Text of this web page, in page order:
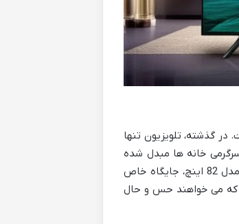
گذشته، تلویزیون تنها
سرگرمی خانه ها مبدل شده
است. در میان گزینه های متنوع موجود در بازار، تلویزیون های با ابعاد بسیار بزرگ، نظیر مدل 82 اینچ، جایگاه خاص
که می خواهند حس و حال